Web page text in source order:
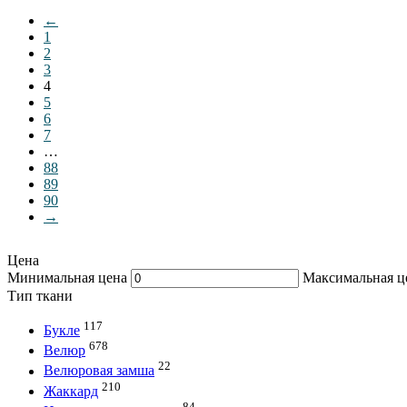
←
1
2
3
4
5
6
7
…
88
89
90
→
Цена
Минимальная цена
Максимальная
Тип ткани
Букле 117
Велюр 678
Велюровая замша 22
Жаккард 210